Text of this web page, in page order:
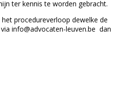
ter kennis te worden gebracht.
procedureverloop dewelke de
info@advocaten-leuven.be dan